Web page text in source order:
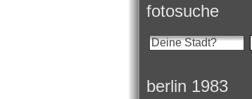
fotosuche
berlin 1983